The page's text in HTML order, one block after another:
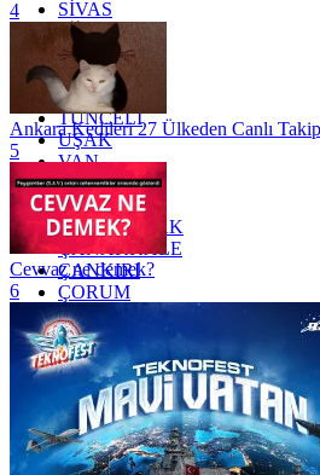
SİVAS
SİİRT
TEKİRDAĞ
TOKAT
TRABZON
TUNCELİ
UŞAK
VAN
YALOVA
YOZGAT
ZONGULDAK
ÇANAKKALE
ÇANKIRI
ÇORUM
İSTANBUL
İZMİR
ŞANLIURFA
ŞIRNAK
4
Ankara Kedileri 27 Ülkeden Canlı
5
Cevvaz ne demek?
6